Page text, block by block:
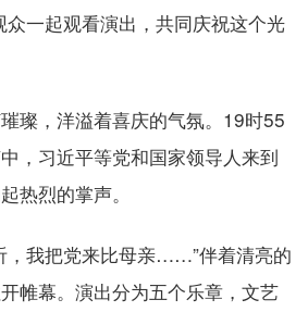
一起观看演出，共同庆祝这个光
，洋溢着喜庆的气氛。19时55
，习近平等党和国家领导人来到
热烈的掌声。
我把党来比母亲……”伴着清亮的
帷幕。演出分为五个乐章，文艺